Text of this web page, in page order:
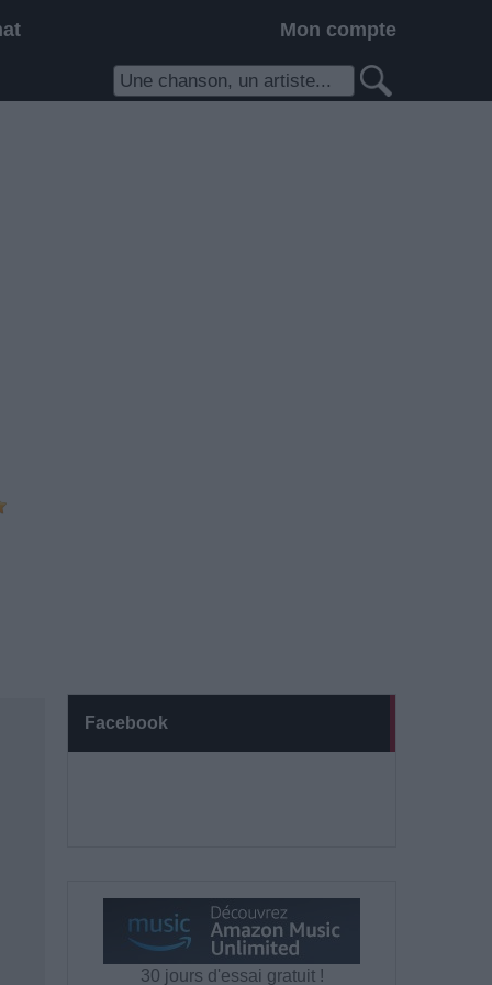
Mon compte
Facebook
30 jours d'essai gratuit !